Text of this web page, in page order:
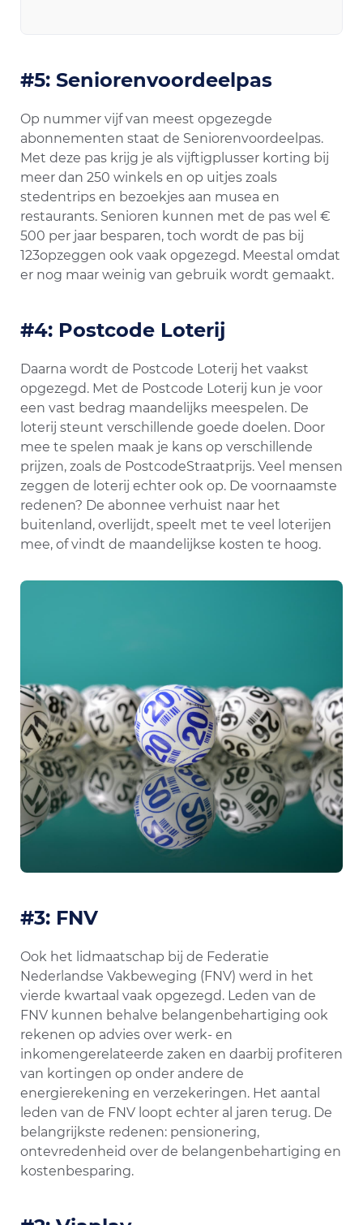
#5: Seniorenvoordeelpas
Op nummer vijf van meest opgezegde
abonnementen staat de Seniorenvoordeelpas.
Met deze pas krijg je als vijftigplusser korting bij
meer dan 250 winkels en op uitjes zoals
stedentrips en bezoekjes aan musea en
restaurants. Senioren kunnen met de pas wel €
500 per jaar besparen, toch wordt de pas bij
123opzeggen ook vaak opgezegd. Meestal omdat
er nog maar weinig van gebruik wordt gemaakt.
#4: Postcode Loterij
Daarna wordt de Postcode Loterij het vaakst
opgezegd. Met de Postcode Loterij kun je voor
een vast bedrag maandelijks meespelen. De
loterij steunt verschillende goede doelen. Door
mee te spelen maak je kans op verschillende
prijzen, zoals de PostcodeStraatprijs. Veel mensen
zeggen de loterij echter ook op. De voornaamste
redenen? De abonnee verhuist naar het
buitenland, overlijdt, speelt met te veel loterijen
mee, of vindt de maandelijkse kosten te hoog.
#3: FNV
Ook het lidmaatschap bij de Federatie
Nederlandse Vakbeweging (FNV) werd in het
vierde kwartaal vaak opgezegd. Leden van de
FNV kunnen behalve belangenbehartiging ook
rekenen op advies over werk- en
inkomengerelateerde zaken en daarbij profiteren
van kortingen op onder andere de
energierekening en verzekeringen. Het aantal
leden van de FNV loopt echter al jaren terug. De
belangrijkste redenen: pensionering,
ontevredenheid over de belangenbehartiging en
kostenbesparing.